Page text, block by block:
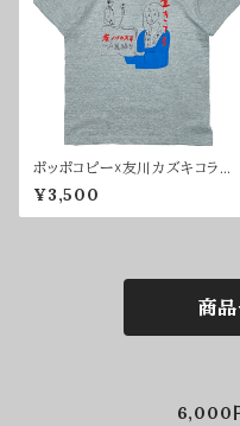
ポッポコピー☓友川カズキコラボ
Tシャツ
¥3,500
商
6,000